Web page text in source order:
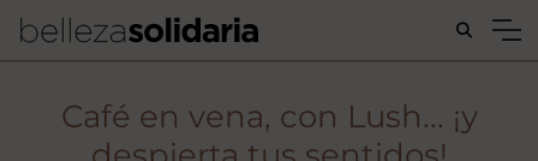
Buscar...
Café en vena, con Lush... ¡y